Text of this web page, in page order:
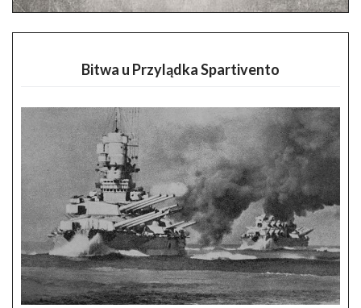
Bitwa u Przylądka Spartivento